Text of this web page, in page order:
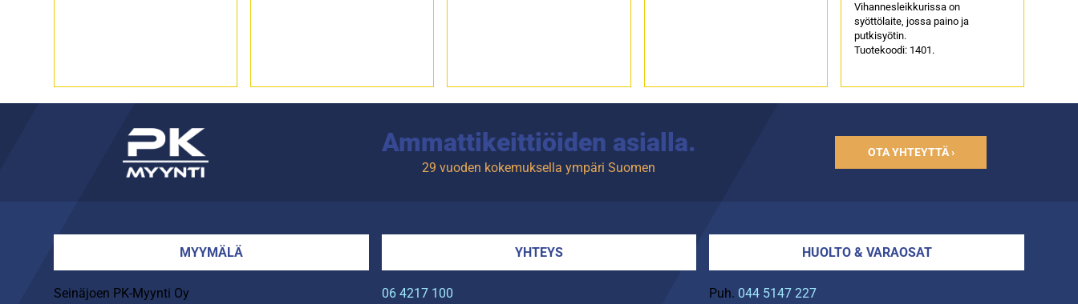
Vihannesleikkurissa on
syöttölaite, jossa paino ja
putkisyötin.
Tuotekoodi: 1401.
Ammattikeittiöiden asialla.
29 vuoden kokemuksella ympäri Suomen
OTA YHTEYTTÄ ›
MYYMÄLÄ
Seinäjoen PK-Myynti Oy
YHTEYS
06 4217 100
HUOLTO & VARAOSAT
Puh. 044 5147 227